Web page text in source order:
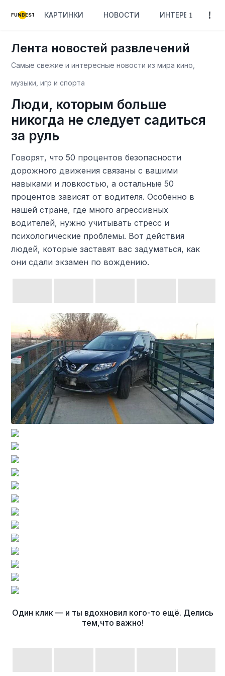
FUNBEST КАРТИНКИ НОВОСТИ ИНТЕРЕСНОЕ
Лента новостей развлечений
Самые свежие и интересные новости из мира кино,
музыки, игр и спорта
Люди, которым больше
никогда не следует садиться
за руль
Говорят, что 50 процентов безопасности
дорожного движения связаны с вашими
навыками и ловкостью, а остальные 50
процентов зависят от водителя. Особенно в
нашей стране, где много агрессивных
водителей, нужно учитывать стресс и
психологические проблемы. Вот действия
людей, которые заставят вас задуматься, как
они сдали экзамен по вождению.